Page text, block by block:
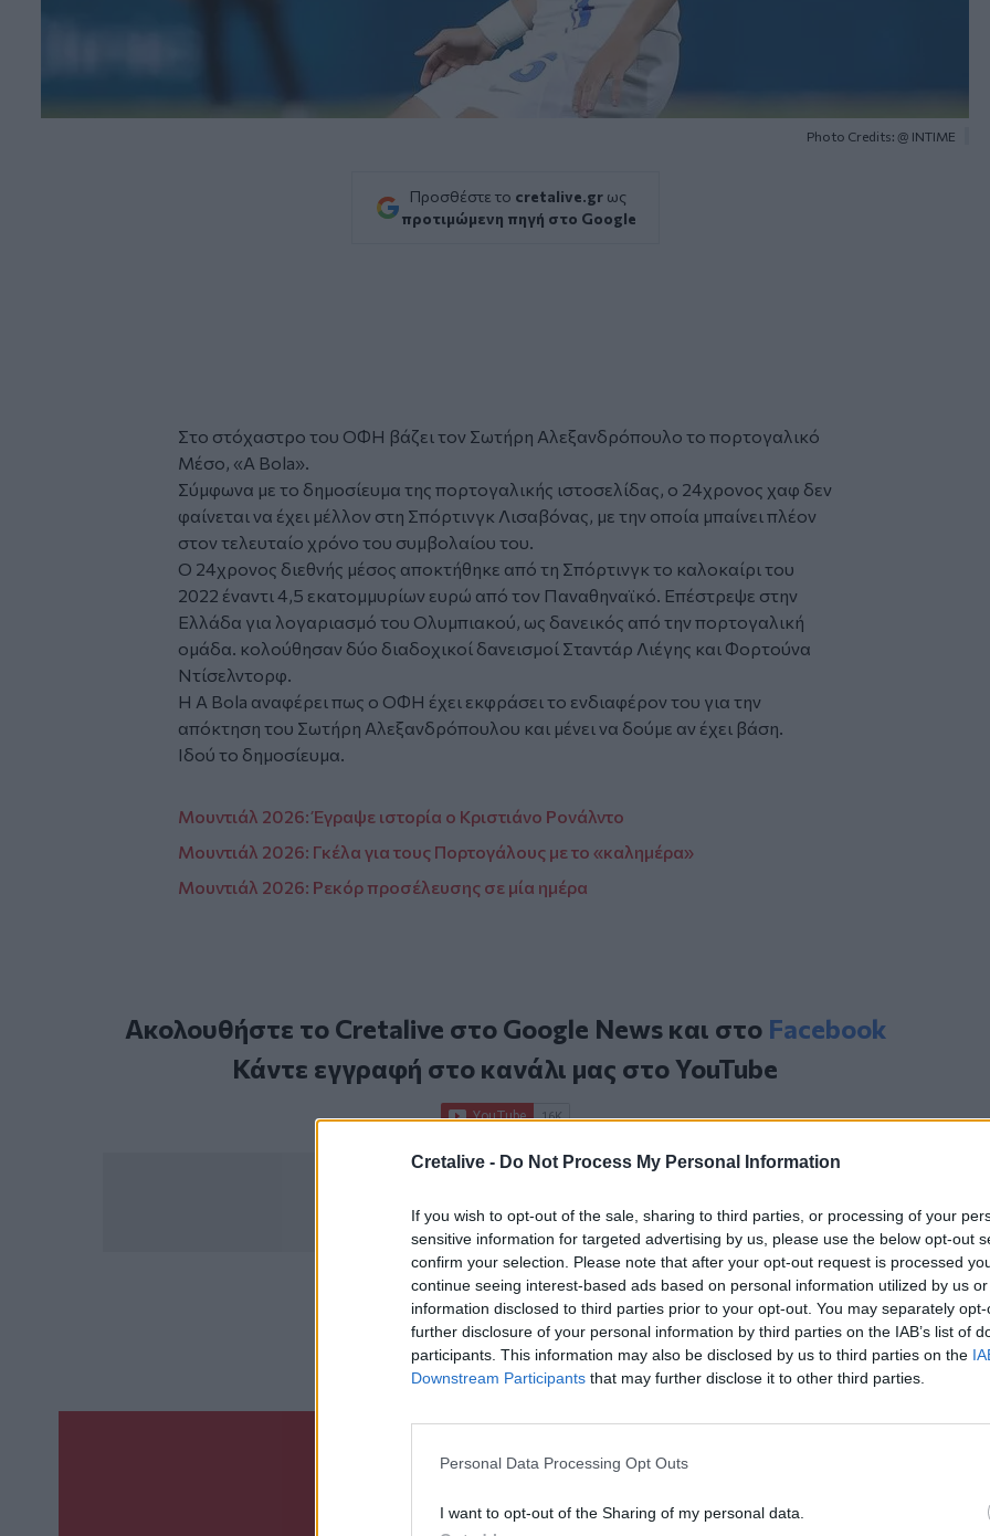
Cretalive - Do Not Process My Personal Information
If you wish to opt-out of the sale, sharing to third parties, or processing of your
sensitive information for targeted advertising by us, please use the below opt-out
confirm your selection. Please note that after your opt-out request is processed
continue seeing interest-based ads based on personal information utilized by us
information disclosed to third parties prior to your opt-out. You may separately
further disclosure of your personal information by third parties on the IAB’s list of
participants. This information may also be disclosed by us to third parties on the
Downstream Participants that may further disclose it to other third parties.
Personal Data Processing Opt Outs
I want to opt-out of the Sharing of my personal data.
Photo Credits: @ ΙΝΤΙΜΕ
Προσθέστε το cretalive.gr ως
προτιμώμενη πηγή στο Google
Στο στόχαστρο του ΟΦΗ βάζει τον Σωτήρη Αλεξανδρόπουλο το πορτογαλικό
Μέσο, «A Bola».
Σύμφωνα με το δημοσίευμα της πορτογαλικής ιστοσελίδας, ο 24χρονος χαφ δεν
φαίνεται να έχει μέλλον στη Σπόρτινγκ Λισαβόνας, με την οποία μπαίνει πλέον
στον τελευταίο χρόνο του συμβολαίου του.
Ο 24χρονος διεθνής μέσος αποκτήθηκε από τη Σπόρτινγκ το καλοκαίρι του
2022 έναντι 4,5 εκατομμυρίων ευρώ από τον Παναθηναϊκό. Επέστρεψε στην
Ελλάδα για λογαριασμό του Ολυμπιακού, ως δανεικός από την πορτογαλική
ομάδα. κολούθησαν δύο διαδοχικοί δανεισμοί Σταντάρ Λιέγης και Φορτούνα
Ντίσελντορφ.
Η Α Βola αναφέρει πως ο ΟΦΗ έχει εκφράσει το ενδιαφέρον του για την
απόκτηση του Σωτήρη Αλεξανδρόπουλου και μένει να δούμε αν έχει βάση.
Ιδού το δημοσίευμα.
Μουντιάλ 2026: Έγραψε ιστορία ο Κριστιάνο Ρονάλντο
Μουντιάλ 2026: Γκέλα για τους Πορτογάλους με το «καλημέρα»
Μουντιάλ 2026: Ρεκόρ προσέλευσης σε μία ημέρα
Ακολουθήστε το Cretalive στο Google Newsκαι στο Facebook
Κάντε εγγραφή στο κανάλι μας στοYouTube
ΣΧΕΤΙΚΆ TAGS
ΟΦΗ
Γίνε ο ρεπόρτερ του CRETALIVE